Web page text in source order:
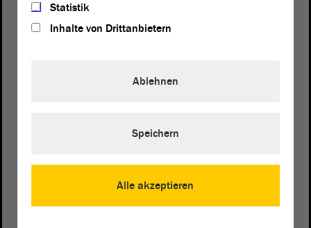
Wegbeschreibung
Besucherdienst
Statistik
Inhalte von Drittanbietern
Alle akzeptieren
Ablehnen
Speichern